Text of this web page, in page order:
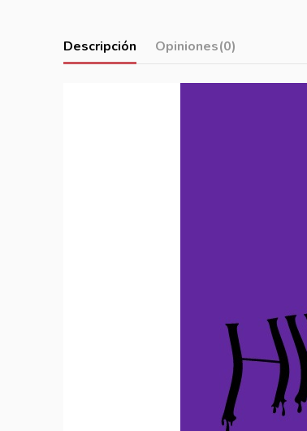
Descripción Opiniones(0)